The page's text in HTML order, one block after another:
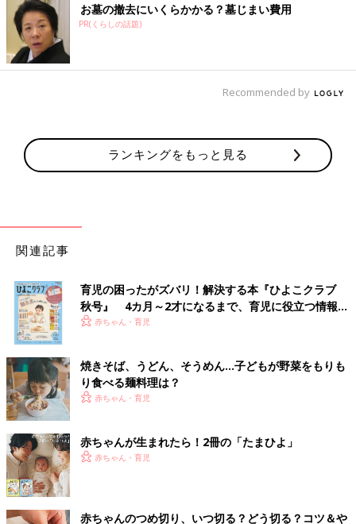
お墓の撤去にいくらかかる？墓じまい費用
PR(くらしの話題)
Recommended by
ランキングをもっと見る
関連記事
育児の困ったがズバリ！解決する本『ひよこクラブ
秋号』 4カ月～2才になるまで、育児に役立つ情報が
いっぱい！
赤ちゃん・育児
焼きそば、うどん、そうめん…子どもが野菜をもりも
り食べる麺料理は？
赤ちゃん・育児
赤ちゃんが生まれたら！2冊の「たまひよ」
赤ちゃん・育児
赤ちゃんのつめ切り、いつ切る？どう切る？コツ＆や